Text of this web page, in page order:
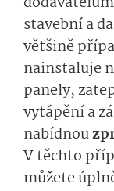
stavební a
většině
nainstaluje
panely,
vytápění a
nabídnou
V těchto
můžete